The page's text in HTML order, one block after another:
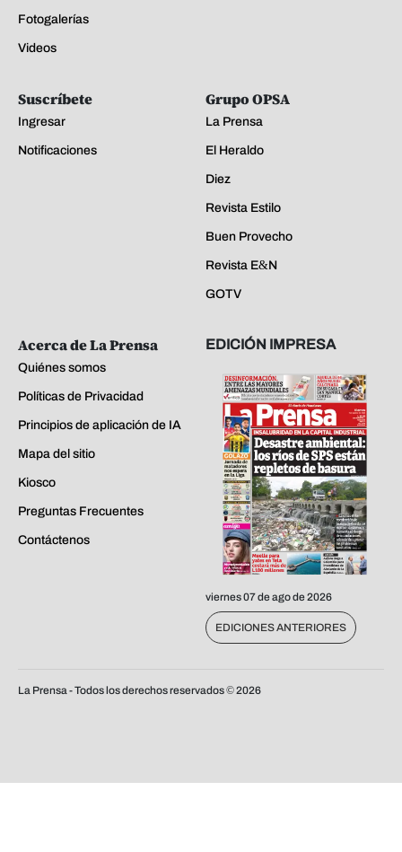
Fotogalerías
Videos
Suscríbete
Ingresar
Notificaciones
Grupo OPSA
La Prensa
El Heraldo
Diez
Revista Estilo
Buen Provecho
Revista E&N
GOTV
Acerca de La Prensa
Quiénes somos
Políticas de Privacidad
Principios de aplicación de IA
Mapa del sitio
Kiosco
Preguntas Frecuentes
Contáctenos
EDICIÓN IMPRESA
viernes 07 de ago de 2026
EDICIONES ANTERIORES
La Prensa - Todos los derechos reservados ©2026